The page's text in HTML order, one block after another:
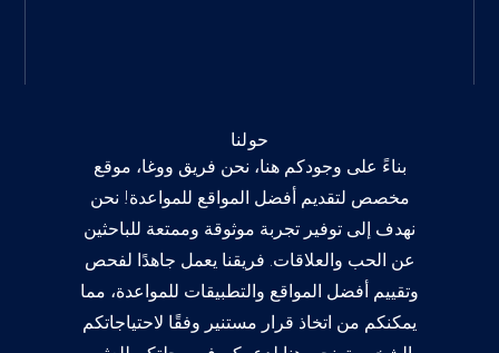
حولنا
بناءً على وجودكم هنا، نحن فريق ووغا، موقع
مخصص لتقديم أفضل المواقع للمواعدة! نحن
نهدف إلى توفير تجربة موثوقة وممتعة للباحثين
عن الحب والعلاقات. فريقنا يعمل جاهدًا لفحص
وتقييم أفضل المواقع والتطبيقات للمواعدة، مما
يمكنكم من اتخاذ قرار مستنير وفقًا لاحتياجاتكم